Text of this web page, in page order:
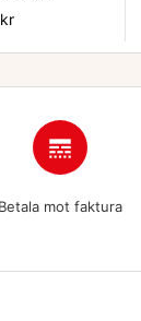
line_style
Betala mot faktura